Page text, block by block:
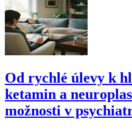
Od rychlé úlevy k
ketamin a
možnosti v